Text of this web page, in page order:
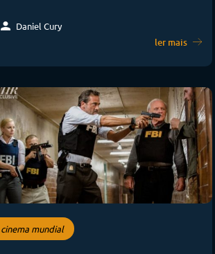
Daniel Cury
ler mais
cinema mundial